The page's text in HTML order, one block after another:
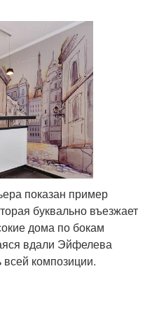
показан пример
буквально въезжает
дома по бокам
вдали Эйфелева
композиции.